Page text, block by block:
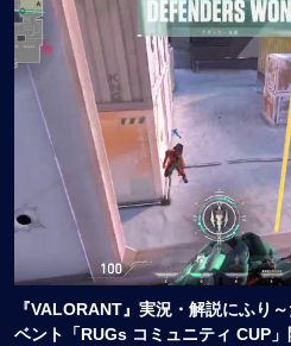
『VALORANT』実況・解説にふり
ベント「RUGs コミュニティ CUP